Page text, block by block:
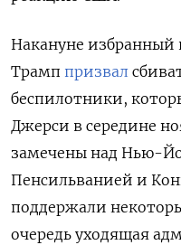
Накануне избранный
Трамп призвал
беспилотники,
Джерси в середине
замечены над Нью-
Пенсильванией и
поддержали
очередь уходящая